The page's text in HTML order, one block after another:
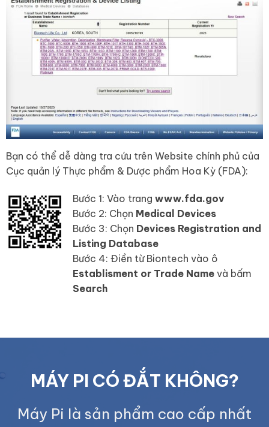
Bạn có thể dễ dàng tra cứu trên Website chính phủ của
Cục quản lý Thực phẩm & Dược phẩm Hoa Kỳ (FDA):
Bước 1: Vào trang www.fda.gov
Bước 2: Chọn Medical Devices
Bước 3: Chọn Devices Registration and
Listing Database
Bước 4: Điền từ Biontech vào ô
Establisment or Trade Namevà bấm
Search
MÁY PI CÓ ĐẮT KHÔNG?
Máy Pi là sản phẩm cao cấp nhất